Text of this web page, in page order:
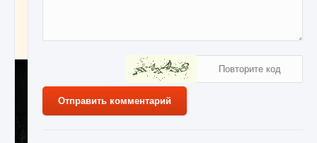
9 августа 2024 1 164 0 0
Отправить комментарий